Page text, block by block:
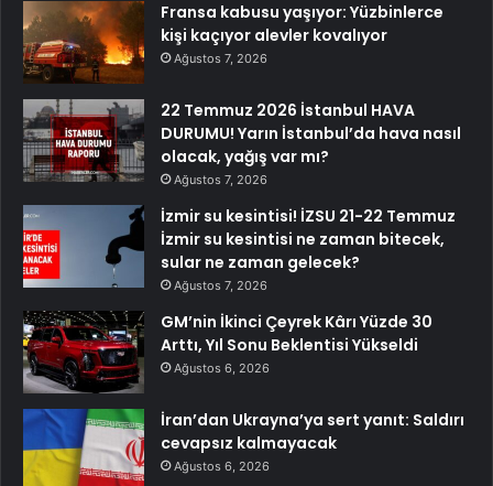
Fransa kabusu yaşıyor: Yüzbinlerce
kişi kaçıyor alevler kovalıyor
Ağustos 7, 2026
22 Temmuz 2026 İstanbul HAVA
DURUMU! Yarın İstanbul’da hava nasıl
olacak, yağış var mı?
Ağustos 7, 2026
İzmir su kesintisi! İZSU 21-22 Temmuz
İzmir su kesintisi ne zaman bitecek,
sular ne zaman gelecek?
Ağustos 7, 2026
GM’nin İkinci Çeyrek Kârı Yüzde 30
Arttı, Yıl Sonu Beklentisi Yükseldi
Ağustos 6, 2026
İran’dan Ukrayna’ya sert yanıt: Saldırı
cevapsız kalmayacak
Ağustos 6, 2026